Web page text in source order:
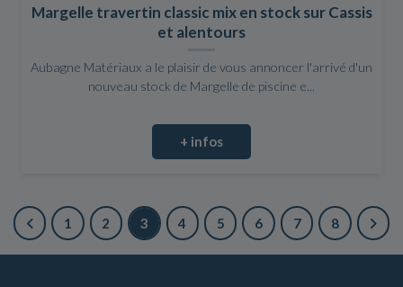
Margelle travertin classic mix en stock sur Cassis
et alentours
Aubagne Matériaux a le plaisir de vous annoncer l'arrivé d'un
nouveau stock de Margelle de piscine e...
+ infos
1 2 3 4 5 6 7 8